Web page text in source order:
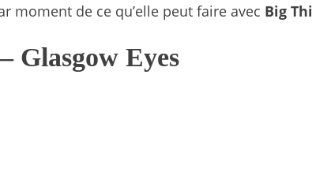
moment de ce qu’elle peut faire avec Big
– Glasgow Eyes